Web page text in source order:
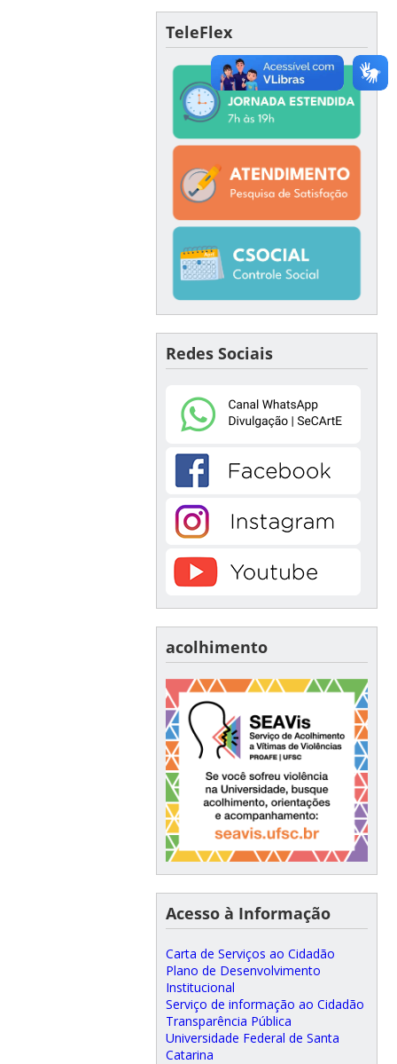
TeleFlex
Redes Sociais
acolhimento
Acesso à Informação
Carta de Serviços ao Cidadão
Plano de Desenvolvimento
Institucional
Serviço de informação ao Cidadão
Transparência Pública
Universidade Federal de Santa
Catarina